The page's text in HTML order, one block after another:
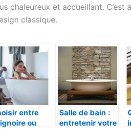
chaleureux et accueillant.
classique.
entre
ou
Salle de bain :
entretenir votre